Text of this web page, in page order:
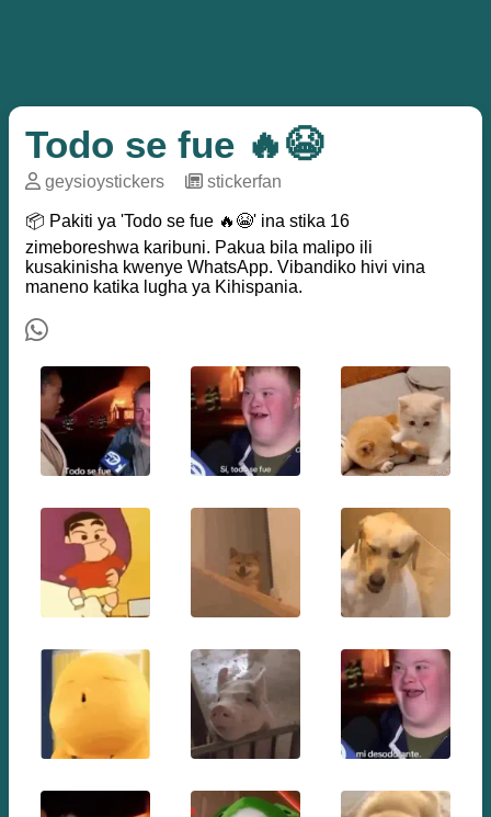
Todo se fue 🔥😭
geysioystickers stickerfan
📦 Pakiti ya 'Todo se fue 🔥😭' ina stika 16
zimeboreshwa karibuni. Pakua bila malipo ili
kusakinisha kwenye WhatsApp. Vibandiko hivi vina
maneno katika lugha ya Kihispania.